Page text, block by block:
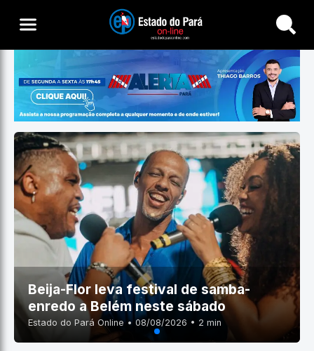
Buscar
Beija-Flor leva festival de samba-
enredo a Belém neste sábado
Estado do Pará Online • 08/08/2026 • 2 min